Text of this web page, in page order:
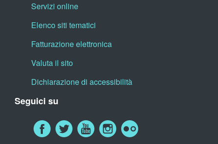
Servizi online
Elenco siti tematici
Fatturazione elettronica
Valuta il sito
Dichiarazione di accessibilità
Seguici su